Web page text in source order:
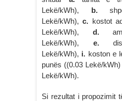
Lekë/kWh), b.
Lekë/kWh),c. kostot
Lekë/kWh), d.
Lekë/kWh), e.
Lekë/kWh), i. koston e
punës ((0.03 Lekë/
Lekë/kWh).
Si rezultat i propozimit